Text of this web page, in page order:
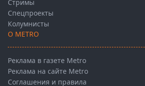
Стримы
Спецпроекты
Колумнисты
О METRO
Реклама в газете Metro
Реклама на сайте Metro
Соглашения и правила